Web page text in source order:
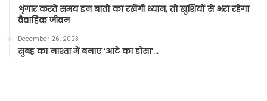
शृंगार करते समय इन बातों का रखेंगी ध्यान, तो खुशियों से भरा रहेगा
वैवाहिक जीवन
December 26, 2023
सुबह का नाश्ता में बनाए ‘आटे का डोसा’…